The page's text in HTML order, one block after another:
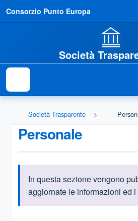
Consorzio Punto Europa
Società
Società Trasparente
Personale
Informazioni
In questa sezione vengono
aggiornate le informazioni ed